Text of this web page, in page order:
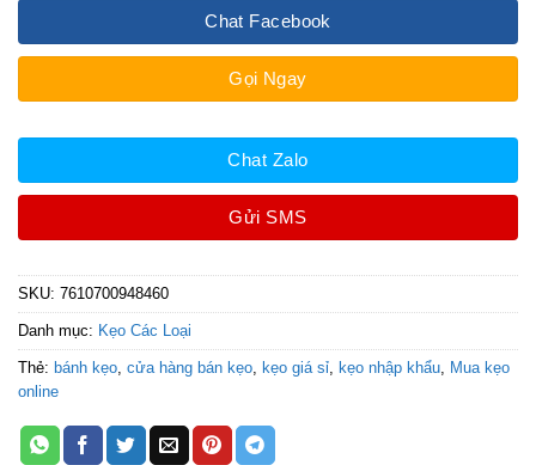
Chat Facebook
Gọi Ngay
Chat Zalo
Gửi SMS
SKU: 7610700948460
Danh mục: Kẹo Các Loại
Thẻ: bánh kẹo, cửa hàng bán kẹo, kẹo giá sỉ, kẹo nhập khẩu, Mua kẹo
online